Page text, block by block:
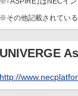
※その他記載されてい
UNIVERGE
http://